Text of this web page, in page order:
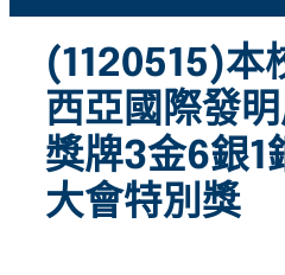
(1120515)本
西亞國際發
獎牌3金6銀1
大會特別獎